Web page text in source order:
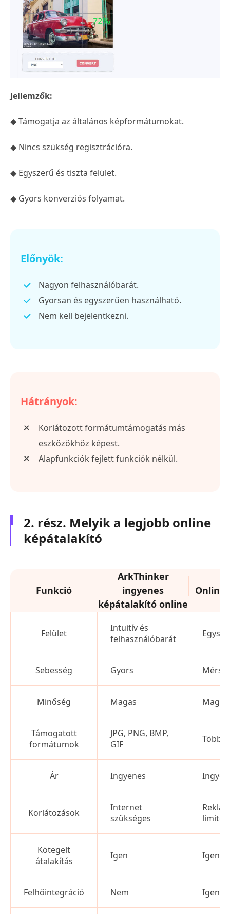
Jellemzők:
◆ Támogatja az általános képformátumokat.
◆ Nincs szükség regisztrációra.
◆ Egyszerű és tiszta felület.
◆ Gyors konverziós folyamat.
Előnyök:
Nagyon felhasználóbarát.
Gyorsan és egyszerűen használható.
Nem kell bejelentkezni.
Hátrányok:
Korlátozott formátumtámogatás más
eszközökhöz képest.
Alapfunkciók fejlett funkciók nélkül.
2. rész. Melyik a legjobb online
képátalakító
Funkció
ArkThinker
ingyenes
képátalakító online
Felület
Intuitív és
felhasználóbarát
Sebesség Gyors
Minőség Magas Magas
Támogatott
formátumok
JPG, PNG, BMP,
GIF
Ár Ingyenes
Korlátozások
Internet
szükséges
limitek
Kötegelt
átalakítás
Igen Igen
Felhőintegráció Nem Igen